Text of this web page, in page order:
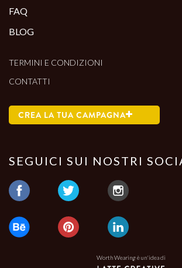
FAQ
BLOG
TERMINI E CONDIZIONI
CONTATTI
CREA LA TUA CAMPAGNA
SEGUICI SUI NOSTRI
Worth Wearing è un'idea di